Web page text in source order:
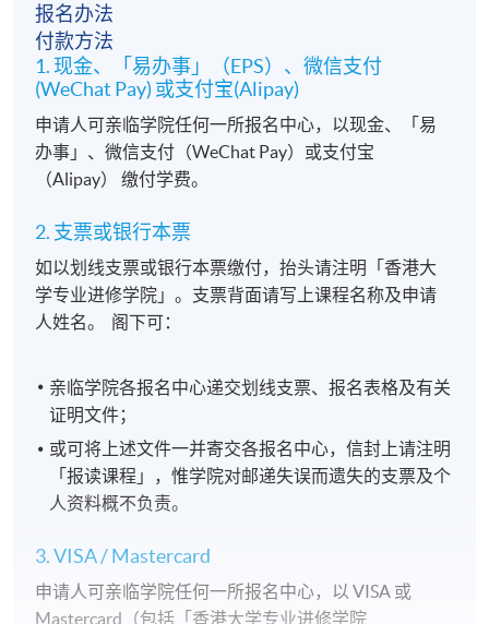
报名办法
付款方法
1. 现金、「易办事」（EPS）、微信支付
(WeChat Pay) 或支付宝(Alipay)
申请人可亲临学院任何一所报名中心，以现金、「易
办事」、微信支付（WeChat Pay）或支付宝
（Alipay） 缴付学费。
2. 支票或银行本票
如以划线支票或银行本票缴付，抬头请注明「香港大
学专业进修学院」。支票背面请写上课程名称及申请
人姓名。 阁下可：
亲临学院各报名中心递交划线支票、报名表格及有关
证明文件；
或可将上述文件一并寄交各报名中心，信封上请注明
「报读课程」，惟学院对邮递失误而遗失的支票及个
人资料概不负责。
3. VISA / Mastercard
申请人可亲临学院任何一所报名中心，以 VISA 或
Mastercard（包括「香港大学专业进修学院